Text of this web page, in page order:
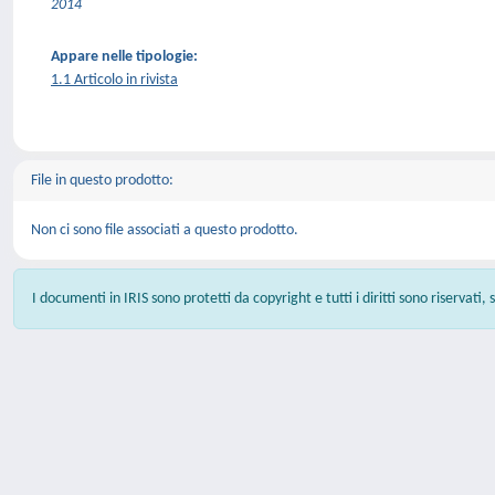
2014
Appare nelle tipologie:
1.1 Articolo in rivista
File in questo prodotto:
Non ci sono file associati a questo prodotto.
I documenti in IRIS sono protetti da copyright e tutti i diritti sono riservati,